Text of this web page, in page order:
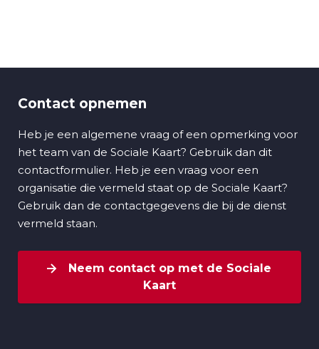
Contact opnemen
Heb je een algemene vraag of een opmerking voor
het team van de Sociale Kaart? Gebruik dan dit
contactformulier. Heb je een vraag voor een
organisatie die vermeld staat op de Sociale Kaart?
Gebruik dan de contactgegevens die bij de dienst
vermeld staan.
Neem contact op met de Sociale
Kaart